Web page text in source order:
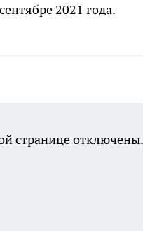
2021 года.
странице отключены.